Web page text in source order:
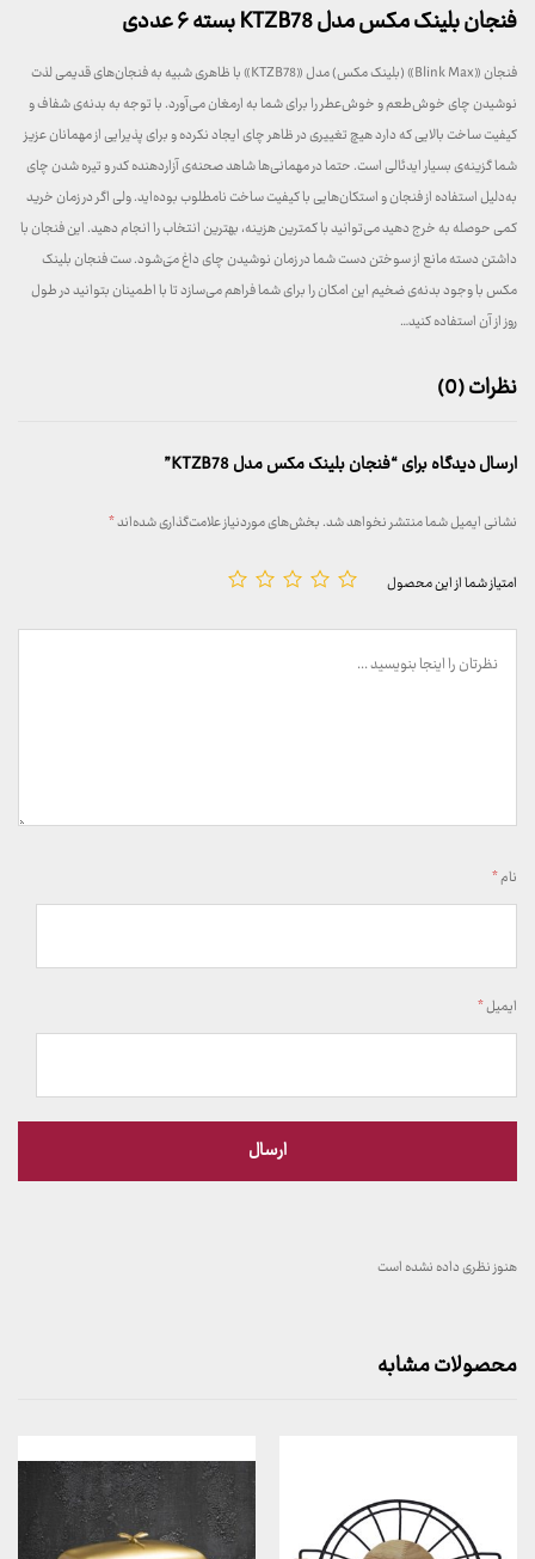
فنجان بلینک مکس مدل KTZB78 بسته ۶ عددی
فنجان «Blink Max» (بلینک مکس) مدل «KTZB78» با ظاهری شبیه به فنجان‌های قدیمی لذت
نوشیدن چای خوش‌طعم و خوش‌عطر را برای شما به ارمغان می‌آورد. با توجه به بدنه‌ی شفاف و
کیفیت ساخت بالایی که دارد هیچ تغییری در ظاهر چای ایجاد نکرده و برای پذیرایی از مهمانان عزیز
شما گزینه‌ی بسیار ایدئالی است. حتما در مهمانی‌ها شاهد صحنه‌ی آزاردهنده کدر و تیره شدن چای
به‌دلیل استفاده از فنجان و استکان‌هایی با کیفیت ساخت نامطلوب بوده‌اید. ولی اگر در زمان خرید
کمی حوصله به خرج دهید می‌توانید با کمترین هزینه، بهترین انتخاب را انجام دهید. این فنجان با
داشتن دسته مانع از سوختن دست شما در زمان نوشیدن چای داغ می‌َشود. ست فنجان بلینک
مکس با وجود بدنه‌ی ضخیم این امکان را برای شما فراهم می‌سازد تا با اطمینان بتوانید در طول
روز از آن استفاده کنید…
نظرات (0)
ارسال دیدگاه برای “فنجان بلینک مکس مدل KTZB78”
نشانی ایمیل شما منتشر نخواهد شد.بخش‌های موردنیاز علامت‌گذاری شده‌اند*
امتیاز شما از این محصول
نام*
ایمیل*
هنوز نظری داده نشده است
محصولات مشابه